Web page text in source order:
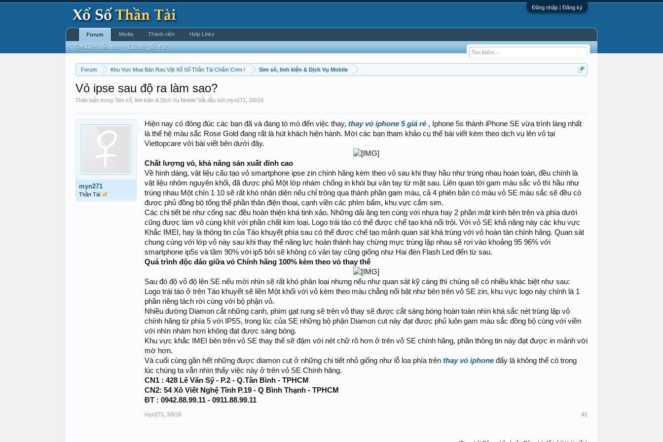
Đăng nhập | Đăng ký
Forum Khu Vực Mua Bán Rao Vặt Xổ Số Thần Tài Chấm Cơm ! Sim số, linh kiện & Dịch Vụ Mobile
Vỏ ipse sau độ ra làm sao?
Thảo luận trong 'Sim số, linh kiện & Dịch Vụ Mobile' bắt đầu bởi myn271 3/6/16
myn271
Thần Tài
Hiện nay có đông đúc các bạn đã và đang tò mò đến việc thay, thay vỏ iphone 5 giá rẻ , Iphone 5s thành iPhone SE vừa trình làng nhất
là thế hệ màu sắc Rose Gold đang rất là hút khách hiện hành. Mời các bạn tham khảo cụ thể bài viết kèm theo dịch vụ lên vỏ tại
Viettopcare với bài viết bên dưới đây.
Chất lượng vỏ, khả năng sản xuất đỉnh cao
Về hình dáng, vật liệu cấu tạo vỏ smartphone ipse zin chính hãng kèm theo vỏ sau khi thay hầu như trùng nhau hoàn toàn, đều chính là
vật liệu nhôm nguyên khối, đã được phủ Một lớp nhám chống in khói bụi vân tay từ mặt sau. Liên quan tới gam màu sắc vỏ thì hầu như
trùng nhau Một chín 1 10 sẽ rất khó nhận diện nếu chỉ trông qua thành phần gam màu, cả 4 phiên bản có màu vỏ SE màu sắc sẽ đều có
được phủ đồng bộ tổng thể phần thân điện thoại, cạnh viền các phím bấm, khu vực cắm sim.
Các chi tiết bé như cổng sạc đều hoàn thiện khá tinh xảo. Những dải ăng ten cùng với nhựa hay 2 phần mặt kính bên trên và phía dưới
cũng được làm vô cùng khít với phần chất kim loại. Logo trái táo có thể được chế tạo khá nổi trội. Với vỏ SE khả năng này các khu vực
Khắc IMEI, hay là thông tin của Táo khuyết phía sau có thể được chế tạo mảnh quan sát khá trùng với vỏ hoàn tàn chính hãng. Quan sát
chung cùng với lớp vỏ này sau khi thay thế năng lực hoàn thành hay chừng mực trùng lặp nhau sẽ rơi vào khoảng 95 96% với
smartphone ip5s và tầm 90% với ip5 bởi sẽ không có vân tay cũng giống như Hai đèn Flash Led đến từ sau.
Quá trình độc đáo giữa vỏ Chính hãng 100% kèm theo vỏ thay thế
Sau đó độ vỏ độ lên SE nếu mới nhìn sẽ rất khó phân loại nhưng nếu như quan sát kỹ càng thì chúng sẽ có nhiều khác biệt như sau:
Logo trái táo ở trên Táo khuyết sẽ liền Một khối với vỏ kèm theo màu chẳng nổi bật như bên trên vỏ SE zin, khu vực logo này chính là 1
phần riêng tách rời cùng với bộ phận vỏ.
Nhiều đường Diamon cắt những cạnh, phím gạt rung sẽ trên vỏ thay sẽ được cắt sáng bóng hoàn toàn nhìn khá sắc nét trùng lặp vỏ
chính hãng từ phía 5 với IP5S, trong lúc của SE những bộ phận Diamon cut này đạt được phủ luôn gam màu sắc đồng bộ cùng với viền
với nhìn nhám hơn không đạt được sáng bóng.
Khu vực khắc IMEI bên trên vỏ SE thay thế sẽ đậm với nét chữ rõ hơn ở trên vỏ SE chính hãng, phần thông tin này đạt được in mảnh với
mờ hơn.
Và cuối cùng gần hết những được diamon cut ở những chi tiết nhỏ giống như lỗ loa phía trên thay vỏ iphone đấy là không thể có trong
lúc chúng ta vẫn nhìn thấy việc này ở trên vỏ SE Chính hãng.
CN1 : 428 Lê Văn Sỹ - P.2 - Q.Tân Bình - TPHCM
CN2: 54 Xô Viết Nghệ Tĩnh P.19 - Q Bình Thạnh - TPHCM
ĐT : 0942.88.99.11 - 0911.88.99.11
myn271 3/6/16 #1
Forum
Tìm kiếm diễn đàn Bài viết gần đây
Media Thành viên Help Links